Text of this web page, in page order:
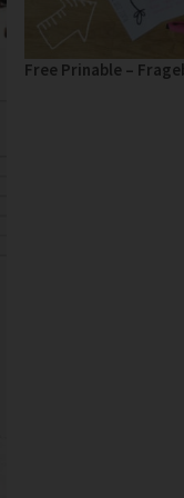
Free Prinable –